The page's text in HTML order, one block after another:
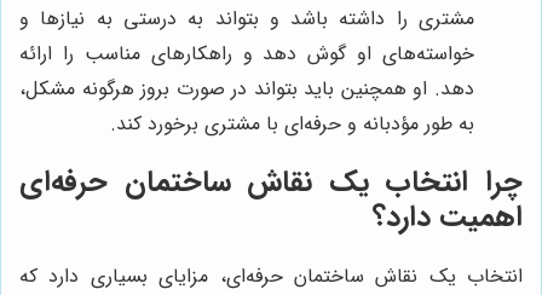
مشتری را داشته باشد و بتواند به درستی به نیازها و
خواسته‌های او گوش دهد و راهکارهای مناسب را ارائه
دهد. او همچنین باید بتواند در صورت بروز هرگونه مشکل،
به طور مؤدبانه و حرفه‌ای با مشتری برخورد کند.
چرا انتخاب یک نقاش ساختمان حرفه‌ای
اهمیت دارد؟
انتخاب یک نقاش ساختمان حرفه‌ای، مزایای بسیاری دارد که